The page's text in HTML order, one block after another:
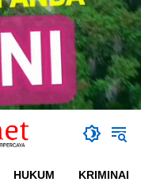
HUKUM KRIMINAL